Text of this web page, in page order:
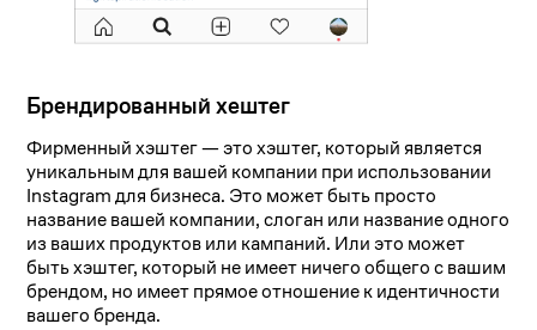
Брендированный хештег
Фирменный хэштег — это хэштег, который является
уникальным для вашей компании при использовании
Instagram для бизнеса. Это может быть просто
название вашей компании, слоган или название одного
из ваших продуктов или кампаний. Или это может
быть хэштег, который не имеет ничего общего с вашим
брендом, но имеет прямое отношение к идентичности
вашего бренда.